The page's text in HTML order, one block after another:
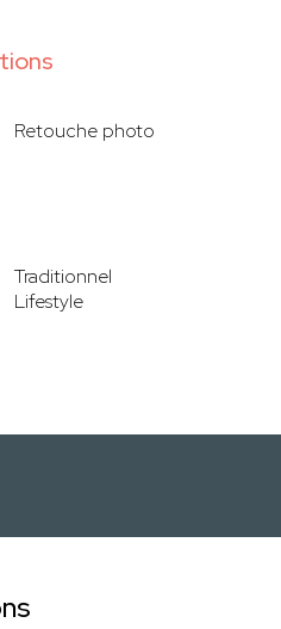
Retouche photo
Traditionnel
Lifestyle